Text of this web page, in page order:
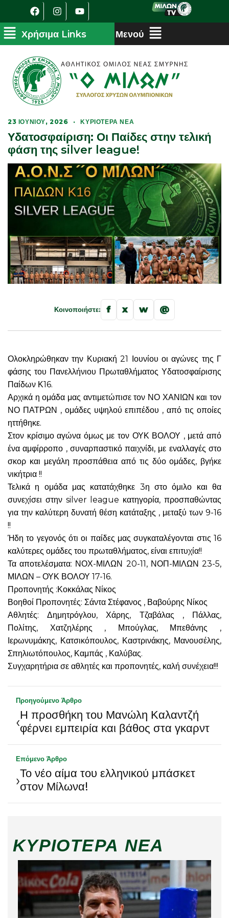
23 ΙΟΥΝΊΟΥ, 2026 · ΚΥΡΙΌΤΕΡΑ ΝΈΑ
Υδατοσφαίριση: Οι Παίδες στην τελική
φάση της silver league!
Κοινοποιήστε: f x w @
Ολοκληρώθηκαν την Κυριακή 21 Ιουνίου οι αγώνες της Γ
φάσης του Πανελλήνιου Πρωταθλήματος Υδατοσφαίρισης
Παίδων Κ16.
Αρχικά η ομάδα μας αντιμετώπισε τον ΝΟ ΧΑΝΙΩΝ και τον
ΝΟ ΠΑΤΡΩΝ , ομάδες υψηλού επιπέδου , από τις οποίες
ηττήθηκε.
Στον κρίσιμο αγώνα όμως με τον ΟΥΚ ΒΟΛΟΥ , μετά από
ένα αμφίρροπο , συναρπαστικό παιχνίδι, με εναλλαγές στο
σκορ και μεγάλη προσπάθεια από τις δύο ομάδες, βγήκε
νικήτρια !!
Τελικά η ομάδα μας κατατάχθηκε 3η στο όμιλο και θα
συνεχίσει στην silver league κατηγορία, προσπαθώντας
για την καλύτερη δυνατή θέση κατάταξης , μεταξύ των 9-16
!!
Ήδη το γεγονός ότι οι παίδες μας συγκαταλέγονται στις 16
καλύτερες ομάδες του πρωταθλήματος, είναι επιτυχία!!
Τα αποτελέσματα: ΝΟΧ-ΜΙΛΩΝ 20-11, ΝΟΠ-ΜΙΛΩΝ 23-5,
ΜΙΛΩΝ – ΟΥΚ ΒΟΛΟΥ 17-16.
Προπονητής :Κοκκάλας Νίκος
Βοηθοί Προπονητές: Σάντα Στέφανος , Βαβούρης Νίκος
Αθλητές: Δημητρόγλου, Χάρης, Τζαβάλας , Πάλλας,
Πολίτης, Χατζηλέρης , Μπούγλας, Μπεθάνης ,
Ιερωνυμάκης, Κατσικόπουλος, Καστρινάκης, Μανουσέλης,
Σπηλιωτόπουλος, Καμπάς , Καλύβας.
Συγχαρητήρια σε αθλητές και προπονητές, καλή συνέχεια!!!
Προηγούμενο Άρθρο
‹Η προσθήκη του Μανώλη Καλαντζή
φέρνει εμπειρία και βάθος στα γκαρντ
Επόμενο Άρθρο
›Το νέο αίμα του ελληνικού μπάσκετ
στον Μίλωνα!
ΚΥΡΙΌΤΕΡΑ ΝΈΑ